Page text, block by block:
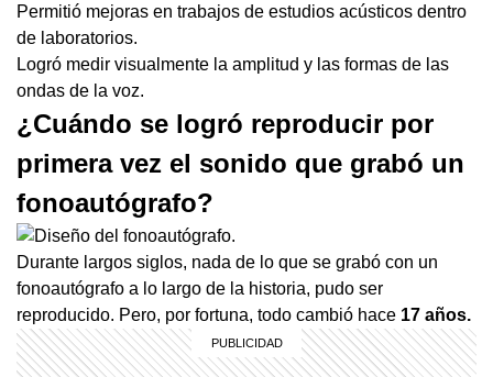
Permitió mejoras en trabajos de estudios acústicos dentro
de laboratorios.
Logró medir visualmente la amplitud y las formas de las
ondas de la voz.
¿Cuándo se logró reproducir por
primera vez el sonido que grabó un
fonoautógrafo?
Durante largos siglos, nada de lo que se grabó con un
fonoautógrafo a lo largo de la historia, pudo ser
reproducido. Pero, por fortuna, todo cambió hace 17 años.